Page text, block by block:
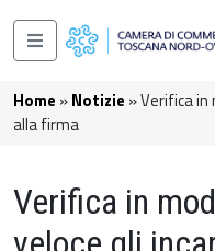
Salta al contenuto
Navigazione
Briciole di pane
Home Notizie
Verifica in
alla firma
Verifica in